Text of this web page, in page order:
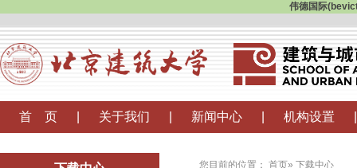
伟德国际
首 页 关于我们 新闻中心 机构设置
您目前的位置： 首页» 下载中心